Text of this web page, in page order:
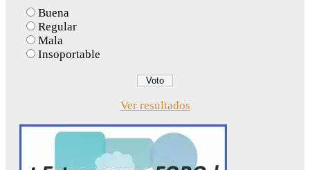
Buena
Regular
Mala
Insoportable
Ver resultados